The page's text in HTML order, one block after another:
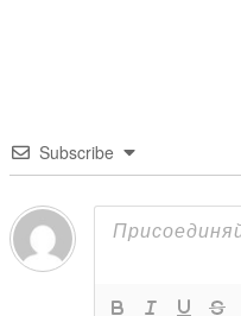
Subscribe